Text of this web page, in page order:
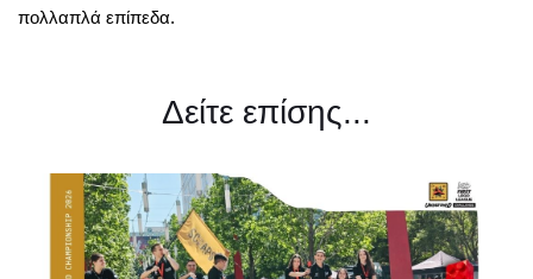
πολλαπλά επίπεδα.
Δείτε επίσης...